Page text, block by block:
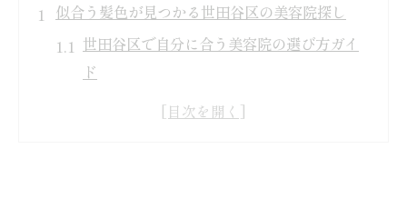
似合う髪色が見つかる世田谷区の美容院探し
世田谷区で自分に合う美容院の選び方ガイ
ド
美容院で叶う似合う髪色のポイントとは